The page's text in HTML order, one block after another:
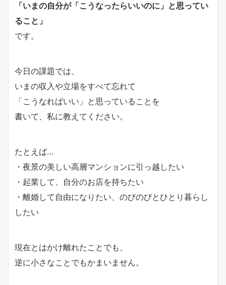
「いまの自分が「こうなったらいいのに」と思ってい
ること」
です。
今日の課題では、
いまの収入や立場をすべて忘れて
「こうなればいい」と思っていることを
書いて、私に教えてください。
たとえば…
・夜景の美しい高層マンションに引っ越したい
・起業して、自分のお店を持ちたい
・離婚して自由になりたい、のびのびとひとり暮らし
したい
現在とはかけ離れたことでも、
逆に小さなことでもかまいません。